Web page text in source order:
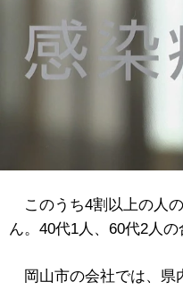
このうち4割以上の人
ん。40代1人、60代2人の
岡山市の会社では、県